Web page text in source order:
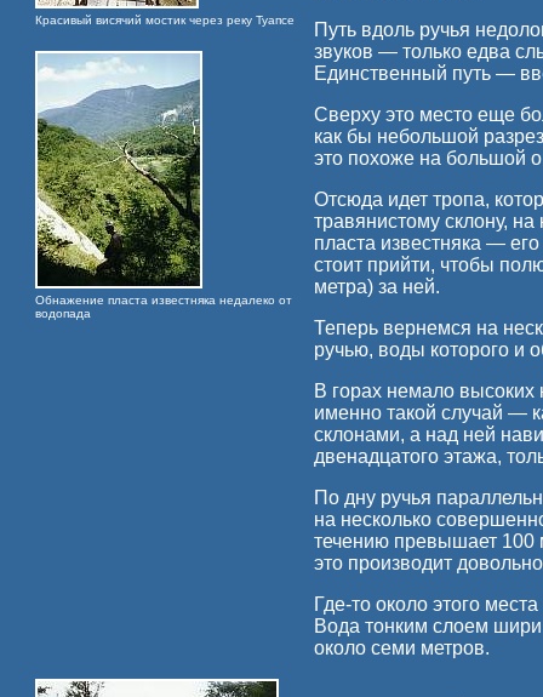
Красивый висячий мостик через реку Туапсе
Обнажение пласта известняка недалеко от
водопада
Путь вдоль ручья
звуков — только едва
Единственный путь —
Сверху это место еще
как бы небольшой
это похоже на большой
Отсюда идет тропа,
травянистому склону,
пласта известняка —
стоит прийти, чтобы
метра) за ней.
Теперь вернемся на
ручью, воды которого и
В горах немало высоких
именно такой случай —
склонами, а над ней
двенадцатого этажа,
По дну ручья
на несколько
течению превышает 100
это производит
Где-то около этого
Вода тонким слоем
около семи метров.